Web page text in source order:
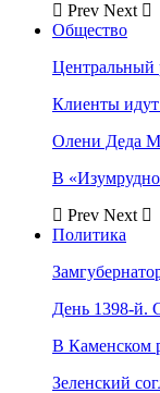
Prev Next
Общество
Центральный
Клиенты
Олени Деда
В
Prev Next
Политика
День 1398-й.
В Каменском
Зеленский